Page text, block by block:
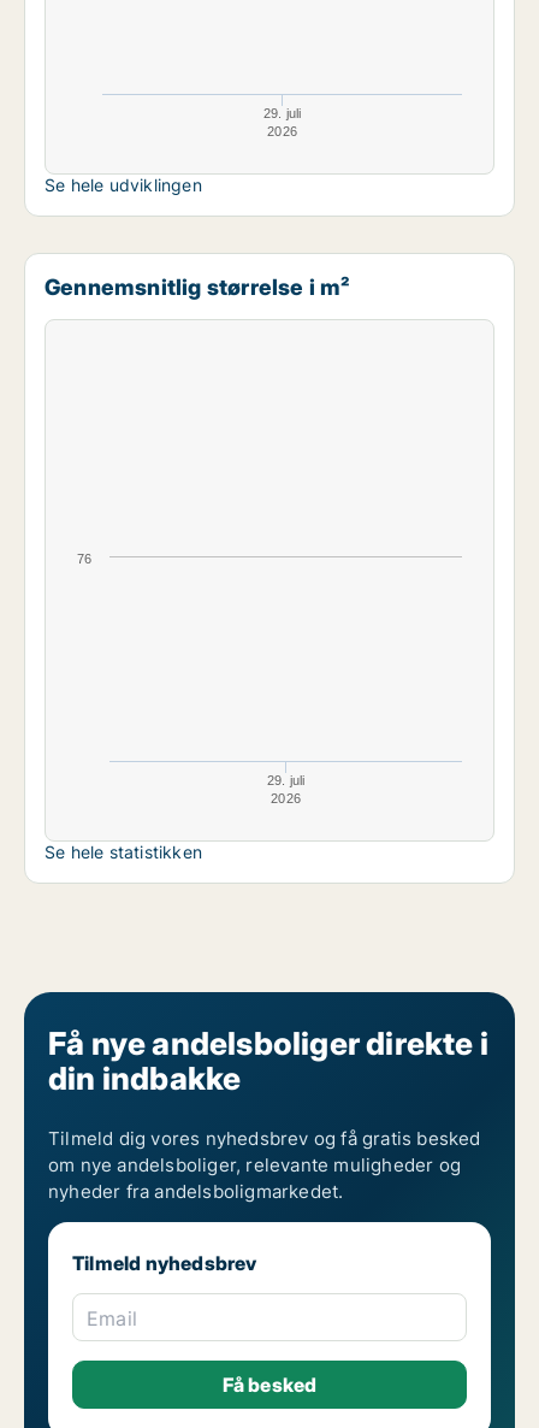
29. juli
2026
Se hele udviklingen
Gennemsnitlig størrelse i m²
29. juli
2026
76
Se hele statistikken
Få nye andelsboliger direkte i
din indbakke
Tilmeld dig vores nyhedsbrev og få gratis besked
om nye andelsboliger, relevante muligheder og
nyheder fra andelsboligmarkedet.
Tilmeld nyhedsbrev
Email